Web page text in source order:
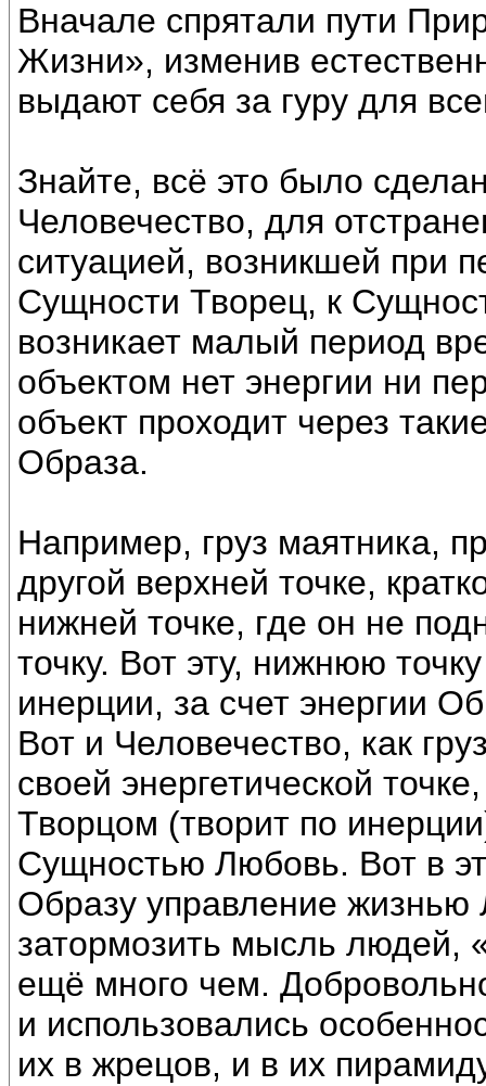
Вначале спрятали пути
Жизни», изменив
выдают себя за гуру для
Знайте, всё это было
Человечество, для
ситуацией, возникшей при
Сущности Творец, к
возникает малый период
объектом нет энергии ни
объект проходит через
Образа.
Например, груз маятника,
другой верхней точке,
нижней точке, где он не
точку. Вот эту, нижнюю
инерции, за счет энергии
Вот и Человечество, как
своей энергетической
Творцом (творит по
Сущностью Любовь. Вот в
Образу управление
затормозить мысль людей,
ещё много чем.
и использовались
их в жрецов, и в их